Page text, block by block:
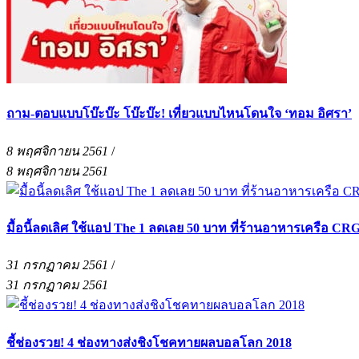
ถาม-ตอบแบบโบ๊ะบ๊ะ โบ๊ะบ๊ะ! เที่ยวแบบไหนโดนใจ ‘ทอม อิศรา’
8 พฤศจิกายน 2561 /
8 พฤศจิกายน 2561
มื้อนี้ลดเลิศ ใช้แอป The 1 ลดเลย 50 บาท ที่ร้านอาหารเครือ
31 กรกฏาคม 2561 /
31 กรกฏาคม 2561
ชี้ช่องรวย! 4 ช่องทางส่งชิงโชคทายผลบอลโลก 2018